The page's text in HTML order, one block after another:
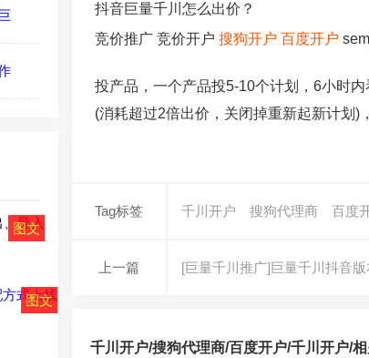
抖音巨量千川怎么出价？
竞价推广 竞价开户 搜狗开户 百度开户
投产品，一个产品投5-10个计划，6小时
(消耗超过2倍出价，关闭掉重新起新计划)
Tag标签 千川开户 搜狗代理商 百度
上一篇 [巨量千川推广]巨量千川抖音
千川开户/搜狗代理商/百度开户/千川开户/